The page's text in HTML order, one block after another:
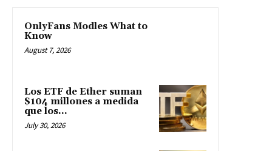
OnlyFans Modles What to
Know
August 7, 2026
Los ETF de Ether suman
$104 millones a medida
que los...
July 30, 2026